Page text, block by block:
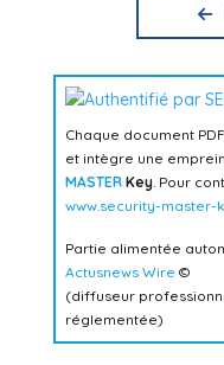
Chaque document
et intègre une
MASTERKey. Pour
www.security-master-
Partie alimentée
Actusnews Wire ©
(diffuseur
réglementée)